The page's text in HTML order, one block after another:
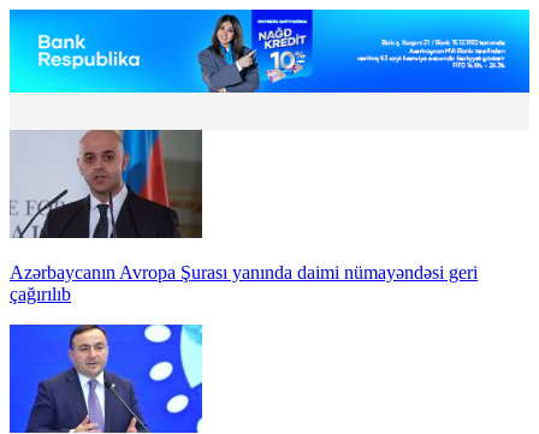
Azərbaycanın Avropa Şurası yanında daimi nümayəndəsi geri
çağırılıb